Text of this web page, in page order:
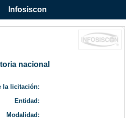
Infosiscon
nacional
la licitación:
Entidad:
Modalidad: